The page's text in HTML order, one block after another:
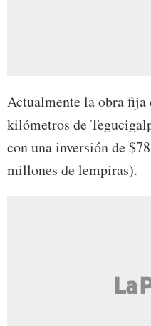
Actualmente la obra fija
kilómetros de
con una inversión de
millones de lempiras).